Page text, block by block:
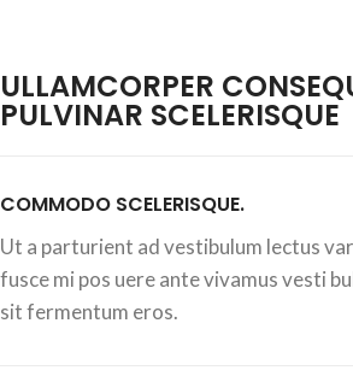
ULLAMCORPER
PULVINAR SCELERISQUE
COMMODO SCELERISQUE.
Ut a parturient ad vestibulum lectus
fusce mi pos uere ante vivamus vesti
sit fermentum eros.